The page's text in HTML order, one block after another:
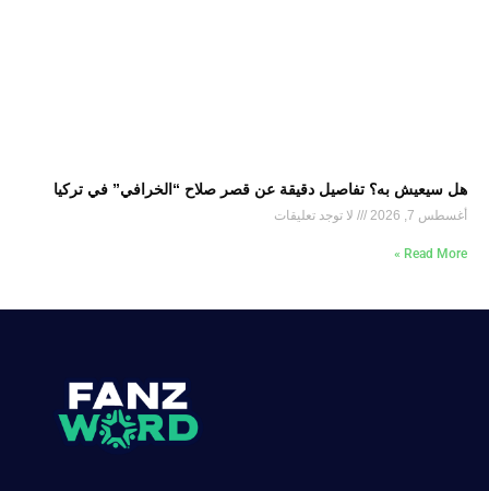
هل سيعيش به؟ تفاصيل دقيقة عن قصر صلاح “الخرافي” في تركيا
أغسطس 7, 2026 لا توجد تعليقات
Read More »